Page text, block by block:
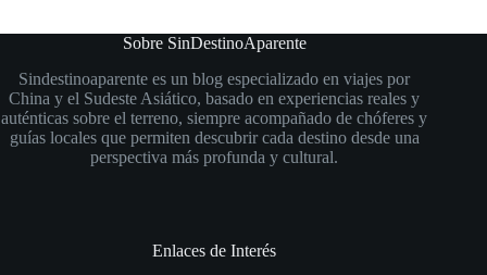
Sobre SinDestinoAparente
Sindestinoaparente es un blog especializado en viajes por
China y el Sudeste Asiático, basado en experiencias reales y
auténticas sobre el terreno, siempre acompañado de chóferes y
guías locales que permiten descubrir cada destino desde una
perspectiva más profunda y cultural.
Enlaces de Interés